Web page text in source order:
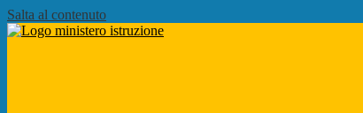
Salta al contenuto